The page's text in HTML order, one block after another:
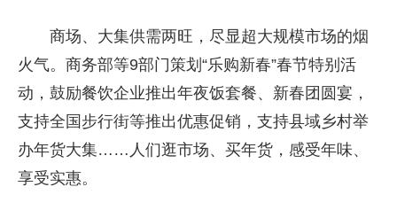
商场、大集供需两旺，尽显超大规模市场的烟
火气。商务部等9部门策划“乐购新春”春节特别活
动，鼓励餐饮企业推出年夜饭套餐、新春团圆宴，
支持全国步行街等推出优惠促销，支持县域乡村举
办年货大集……人们逛市场、买年货，感受年味、
享受实惠。